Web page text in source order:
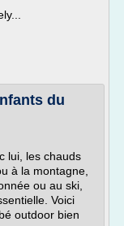
du
lui, les chauds
à la montagne,
ou au ski,
Voici
outdoor bien